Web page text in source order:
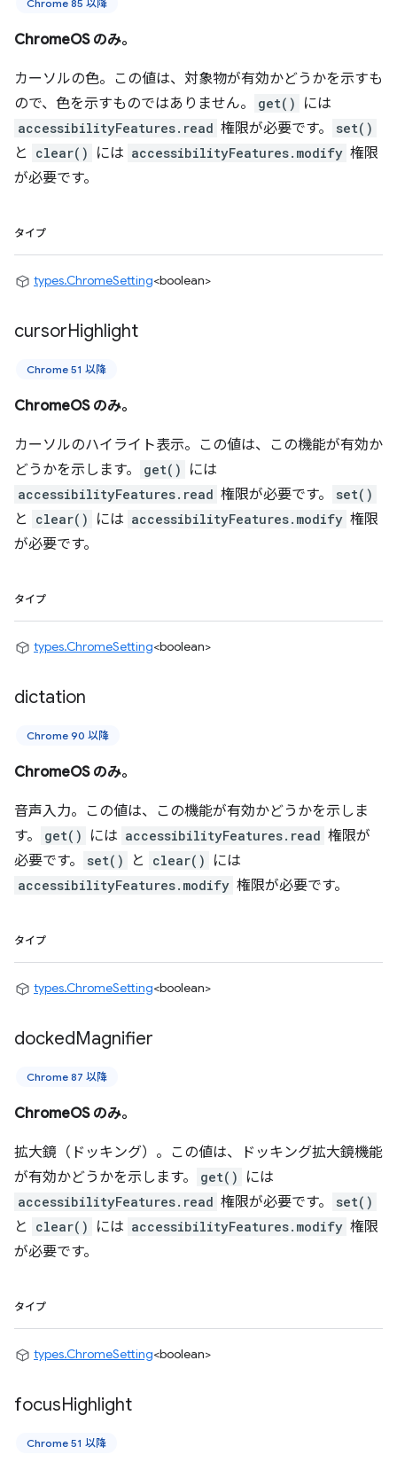
Chrome 85 以降
ChromeOS のみ。
カーソルの色。この値は、対象物が有効かどうかを示すも
ので、色を示すものではありません。
get() には
accessibilityFeatures.read 権限が必要です。 set()
と clear() には accessibilityFeatures.modify 権限
が必要です。
タイプ
types.ChromeSetting<boolean>
cursorHighlight
Chrome 51 以降
ChromeOS のみ。
カーソルのハイライト表示。この値は、この機能が有効か
どうかを示します。
get() には
accessibilityFeatures.read 権限が必要です。 set()
と clear() には accessibilityFeatures.modify 権限
が必要です。
タイプ
types.ChromeSetting<boolean>
dictation
Chrome 90 以降
ChromeOS のみ。
音声入力。この値は、この機能が有効かどうかを示しま
す。
get() には accessibilityFeatures.read 権限が
必要です。
set() と clear() には
accessibilityFeatures.modify 権限が必要です。
タイプ
types.ChromeSetting<boolean>
dockedMagnifier
Chrome 87 以降
ChromeOS のみ。
拡大鏡（ドッキング）。この値は、ドッキング拡大鏡機能
が有効かどうかを示します。
get() には
accessibilityFeatures.read 権限が必要です。 set()
と clear() には accessibilityFeatures.modify 権限
が必要です。
タイプ
types.ChromeSetting<boolean>
focusHighlight
Chrome 51 以降